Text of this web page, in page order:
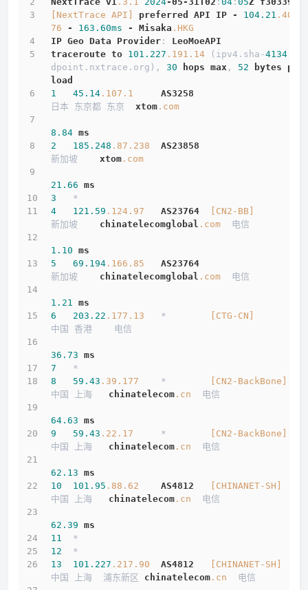
[NextTrace API]
preferred API IP - 104.21 .40
76
- 163.60ms - Misaka .HKG
IP Geo Data Provider : LeoMoeAPI
traceroute to 101.227 .191 .14 (ipv4.sha-4134
dpoint.nxtrace.org), 30 hops max , 52 bytes
pay
load
1
45.14 .107 .1
AS3258
日本 东京都 东京 xtom .com
8.84 ms
2
185.248 .87 .238
AS23858
新加坡 xtom .com
21.66 ms
3
   *
4
121.59 .124 .97 AS23764
[CN2-BB]
新加坡 chinatelecomglobal .com
  电信
1.10 ms
5
69.194 .166 .85
AS23764
新加坡 chinatelecomglobal .com
  电信
1.21
ms
6
203.22 .177 .13
   *
[CTG-CN]
中国 香港    电信
36.73 ms
7
   *
8
59.43 .39 .177
    *
[CN2-BackBone]
中国 上海 chinatelecom .cn
  电信
64.63 ms
9
59.43 .22 .17
     *
[CN2-BackBone]
中国 上海 chinatelecom .cn
  电信
62.13 ms
10
101.95 .88 .62 AS4812
[CHINANET-SH]
中国 上海 chinatelecom .cn
  电信
62.39 ms
11
  *
12
  *
13
101.227 .217 .90 AS4812
[CHINANET-SH]
中国 上海  浦东新区 chinatelecom .cn
  电信